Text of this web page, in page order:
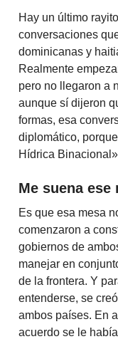
Hay un último
conversaciones
dominicanas y
Realmente
pero no llegaron a
aunque sí dijeron
formas, esa
diplomático,
Hídrica
Me suena ese
Es que esa mesa
comenzaron a
gobiernos de
manejar en
de la frontera. Y
entenderse, se
ambos países. En
acuerdo se le